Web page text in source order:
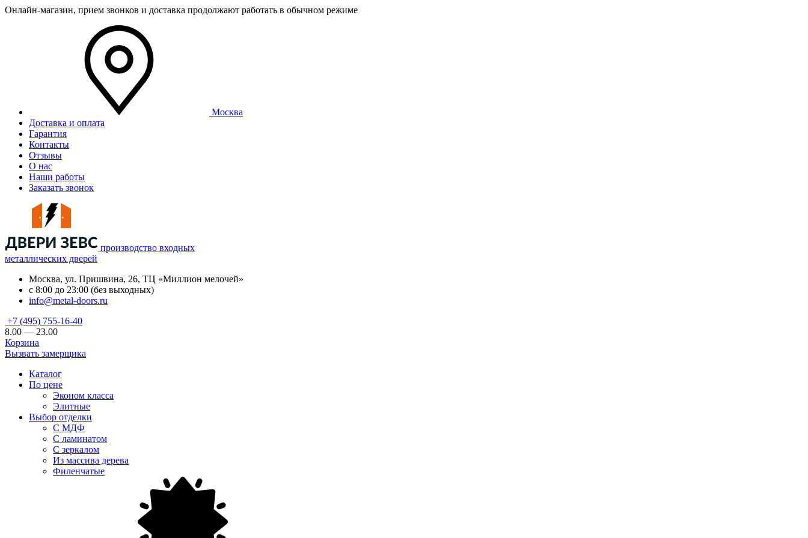
Онлайн-магазин, прием звонков и доставка продолжают работать в обычном режиме
Москва
Доставка и оплата
Гарантия
Контакты
Отзывы
О нас
Наши работы
Заказать звонок
производство входных
металлических дверей
Москва, ул. Пришвина, 26, ТЦ «Миллион мелочей»
с 8:00 до 23:00 (без выходных)
info@metal-doors.ru
+7 (495) 755-16-40
8.00 — 23.00
Корзина
Вызвать замерщика
Каталог
По цене
Эконом класса
Элитные
Выбор отделки
С МДФ
С ламинатом
С зеркалом
Из массива дерева
Филенчатые